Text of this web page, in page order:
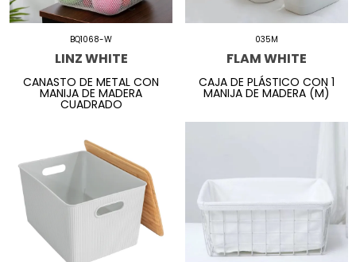
BQ1068-W
LINZ WHITE
CANASTO DE METAL CON
MANIJA DE MADERA
CUADRADO
035M
FLAM WHITE
CAJA DE PLÁSTICO CON 1
MANIJA DE MADERA (M)